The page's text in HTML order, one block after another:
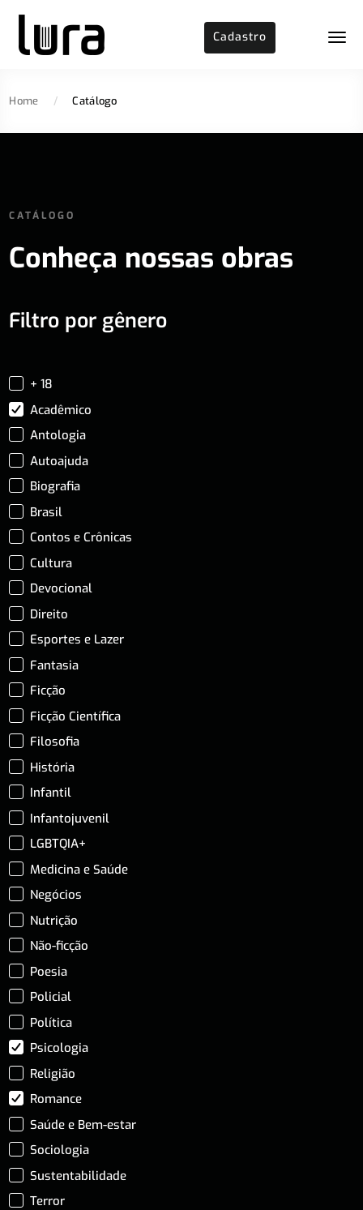
Cadastro
Home / Catálogo
CATÁLOGO
Conheça nossas obras
Filtro por gênero
+ 18
Acadêmico
Antologia
Autoajuda
Biografia
Brasil
Contos e Crônicas
Cultura
Devocional
Direito
Esportes e Lazer
Fantasia
Ficção
Ficção Científica
Filosofia
História
Infantil
Infantojuvenil
LGBTQIA+
Medicina e Saúde
Negócios
Nutrição
Não-ficção
Poesia
Policial
Política
Psicologia
Religião
Romance
Saúde e Bem-estar
Sociologia
Sustentabilidade
Terror